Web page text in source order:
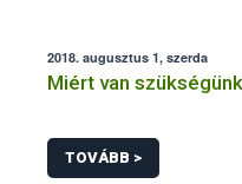
2018. augusztus 1, szerda
Miért van
TOVÁBB >